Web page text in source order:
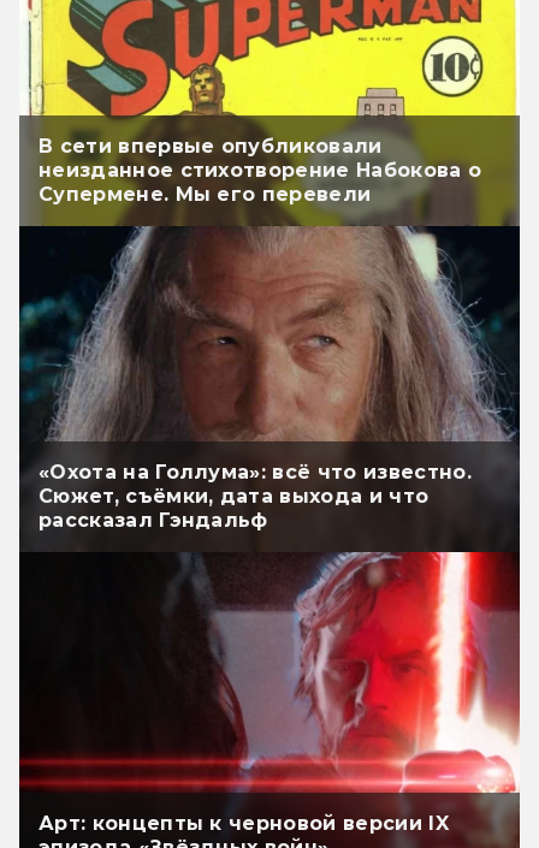
В сети впервые опубликовали
неизданное стихотворение Набокова о
Супермене. Мы его перевели
«Охота на Голлума»: всё что известно.
Сюжет, съёмки, дата выхода и что
рассказал Гэндальф
Арт: концепты к черновой версии IX